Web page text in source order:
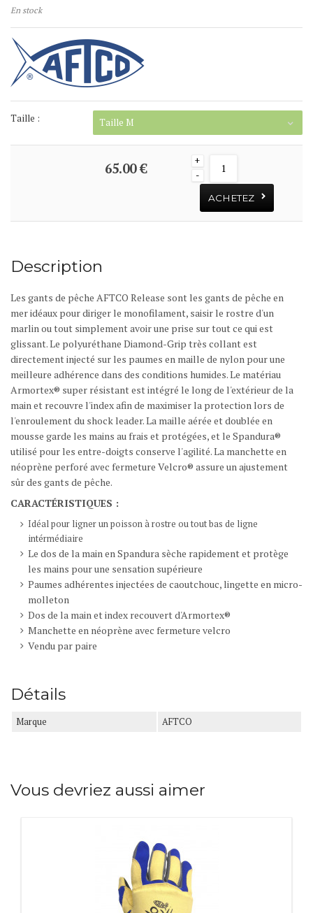
En stock
Taille : Taille M
65.00 €
+
-
ACHETEZ
Description
Les gants de pêche AFTCO Release sont les gants de pêche en
mer idéaux pour diriger le monofilament, saisir le rostre d'un
marlin ou tout simplement avoir une prise sur tout ce qui est
glissant. Le polyuréthane Diamond-Grip très collant est
directement injecté sur les paumes en maille de nylon pour une
meilleure adhérence dans des conditions humides. Le matériau
Armortex® super résistant est intégré le long de l'extérieur de la
main et recouvre l'index afin de maximiser la protection lors de
l'enroulement du shock leader.La maille aérée et doublée en
mousse garde les mains au frais et protégées, et le Spandura®
utilisé pour les entre-doigts conserve l'agilité.La manchette en
néoprène perforé avec fermeture Velcro® assure un ajustement
sûr des gants de pêche.
CARACTÉRISTIQUES :
Idéal pour ligner un poisson à rostre ou tout bas de ligne
intérmédiaire
Le dos de la main en Spandura sèche rapidement et protège
les mains pour une sensation supérieure
Paumes adhérentes injectées de caoutchouc, lingette en micro-
molleton
Dos de la main et index recouvert d'Armortex®
Manchette en néoprène avec fermeture velcro
Vendu par paire
Détails
Marque AFTCO
Vous devriez aussi aimer